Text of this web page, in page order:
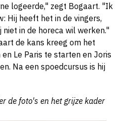
logeerde," zegt Bogaart. "Ik
Hij heeft het in de vingers,
in de horeca wil werken."
de kans kreeg om het
Le Paris te starten en Joris
Na een spoedcursus is hij
de foto's en het grijze kader